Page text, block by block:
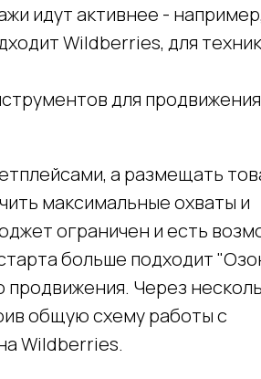
идут активнее -
Wildberries, для
для
а размещать
максимальные охваты и
ограничен и есть
больше подходит
продвижения. Через
общую схему работы с
Wildberries.